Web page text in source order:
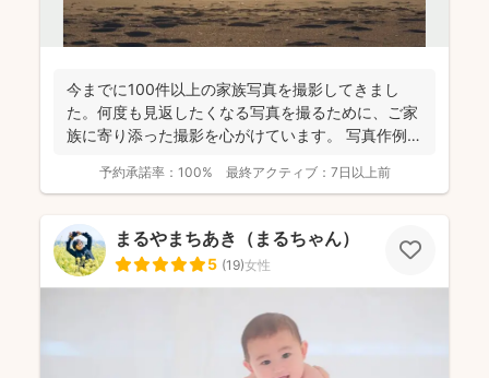
今までに100件以上の家族写真を撮影してきまし
た。何度も見返したくなる写真を撮るために、ご家
族に寄り添った撮影を心がけています。 写真作例は
予約承諾率： 100% 最終アクティブ： 7日以上前
まるやまちあき（まるちゃん）
5 (19)女性